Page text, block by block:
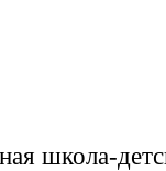
школа-